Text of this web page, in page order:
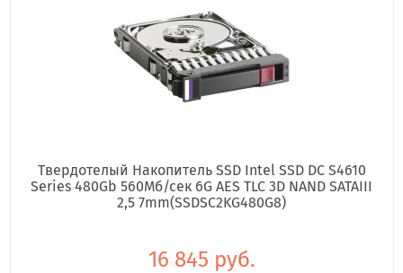
Твердотелый Накопитель SSD Intel SSD DC S4610
Series 480Gb 560Мб/сек 6G AES TLC 3D NAND SATAIII
2,5 7mm(SSDSC2KG480G8)
16 845 руб.